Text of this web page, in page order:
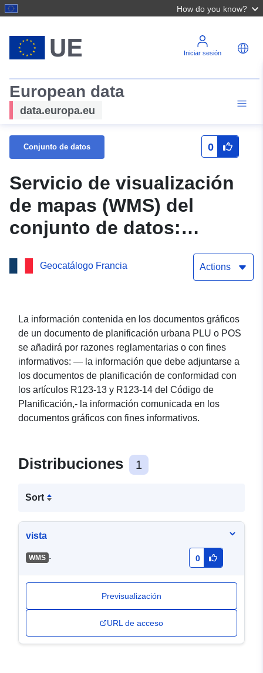
How do you know?
Iniciar sesión
European data
data.europa.eu
Conjunto de datos 0
Servicio de visualización
de mapas (WMS) del
conjunto de datos:
Información lineal del POS
(doc. de 05.06.2010) del
Geocatálogo Francia Actions
La información contenida en los documentos gráficos
de un documento de planificación urbana PLU o POS
se añadirá por razones reglamentarias o con fines
informativos: — la información que debe adjuntarse a
los documentos de planificación de conformidad con
los artículos R123-13 y R123-14 del Código de
Planificación,- la información comunicada en los
documentos gráficos con fines informativos.
Distribuciones 1
Sort
vista
WMS - 0
Previsualización
URL de acceso